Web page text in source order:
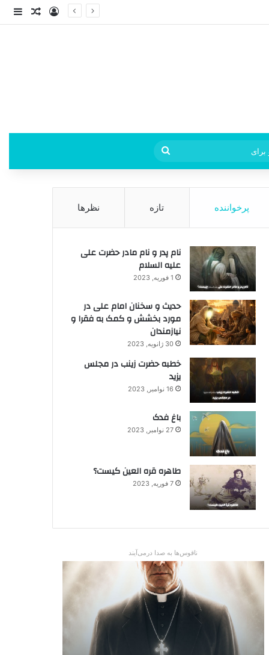
ورودنوشته
جستجو
برای
پرخواننده تازه نظرها
نام پدر و نام مادر حضرت علی
علیه السلام
1 فوریه, 2023
حدیث و سخنان امام علی در
مورد بخشش و کمک به فقرا و
نیازمندان
30 ژانویه, 2023
خطبه حضرت زینب در مجلس
یزید
16 نوامبر, 2023
باغ فدک
27 نوامبر, 2023
طاهره قره العین کیست؟
7 فوریه, 2023
ناقوس‌ها به صدا در‌می‌آیند